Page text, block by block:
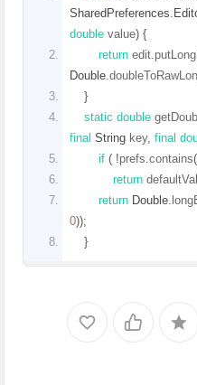
SharedPreferences.
double value) {
return edit.putLong
Double.
}
static double
final String key, final
if ( !prefs.contains(
return
return Double.
0));
}